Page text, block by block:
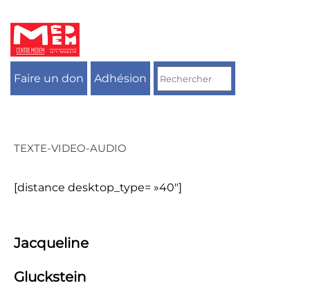
contenu
Faire un don Adhésion
TEXTE-VIDEO-AUDIO
[distance desktop_type= »40″]
Jacqueline
Gluckstein